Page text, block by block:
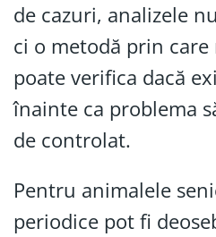
de cazuri, analizele
ci o metodă prin
poate verifica dacă
înainte ca problema
de controlat.
Pentru animalele
periodice pot fi